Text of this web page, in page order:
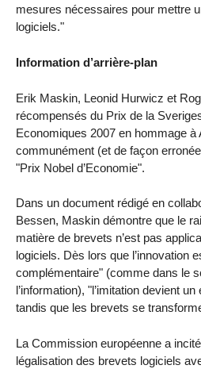
mesures nécessaires pour mettre
logiciels."
Information d’arrière-plan
Erik Maskin, Leonid Hurwicz et
récompensés du Prix de la
Economiques 2007 en hommage à
communément (et de façon
"Prix Nobel d’Economie".
Dans un document rédigé en
Bessen, Maskin démontre que le
matière de brevets n’est pas
logiciels. Dès lors que l’innovation
complémentaire" (comme dans le
l’information), "l’imitation devient
tandis que les brevets se
La Commission européenne a
légalisation des brevets logiciels